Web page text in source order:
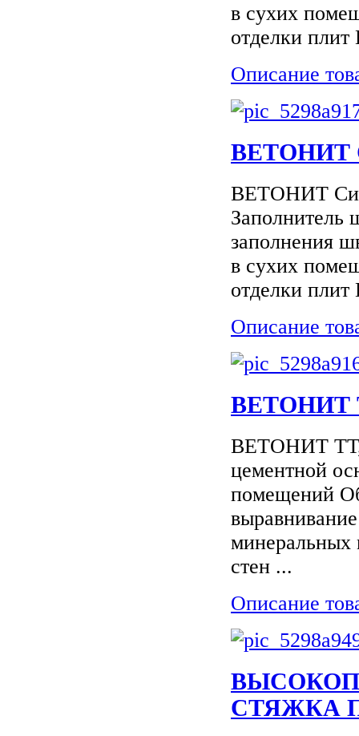
в сухих
отделки
Описание
ВЕТОНИТ
ВЕТОНИТ
Заполнитель
заполнения
в сухих
отделки
Описание
ВЕТОНИТ
ВЕТОНИТ ТТ,
цементной
помещений
минеральных
стен ...
Описание
СТЯЖКА